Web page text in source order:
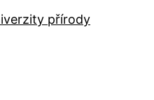
přírody